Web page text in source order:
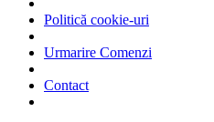
Politică cookie-uri
Urmarire Comenzi
Contact